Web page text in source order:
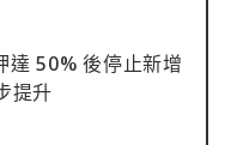
達 50% 後停止新增
提升